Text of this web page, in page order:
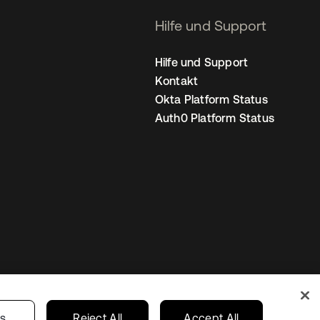
Hilfe und Support
Hilfe und Support
Kontakt
Okta Platform Status
Auth0 Platform Status
Ihre Datenschutzoptionen Germany